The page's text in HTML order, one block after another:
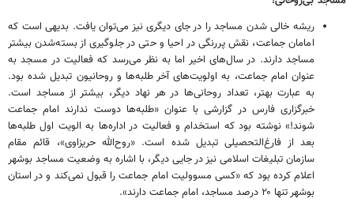
ریشه خالی شدن مساجد را در جای دیگری نیز می‌توان یافت. بدیهی است که
امامان جماعت، نقش پررنگی در احیا و حتی در جلوگیری از بسته‌شدن بیشتر
مساجد دارند. در سال‌های اخیر اما به نظر می‌رسد که فعالیت در مسجد به
عنوان امام جماعت، به اولویت‌های آخر طلبه‌ها و روحانیون تبدیل شده بود.
به عبارت بهتر، تعداد روحانی‌ها در هر نهاد دیگر، بیشتر از مساجد است.
خبرگزاری فارس در گزارشی با عنوان «طلبه‌ها دوست ندارند امام جماعت
شوند!» نوشته بود که استخدام و فعالیت در اداره‌ها به الویت اول طلبه‌ها
بعد از فارغ‌التحصیلی تبدیل شده است. «روح‌الله حریزاوی»، قائم‌ مقام
سازمان تبلیغات اسلامی نیز در جایی دیگر، با اشاره به وضعیت مساجد بوشهر
اعلام کرده بود که «کسی مسوولیت امام جماعت را قبول نمی‌کند و در استان
بوشهر تنها ۲۰ درصد مساجد، امام جماعت دارند».